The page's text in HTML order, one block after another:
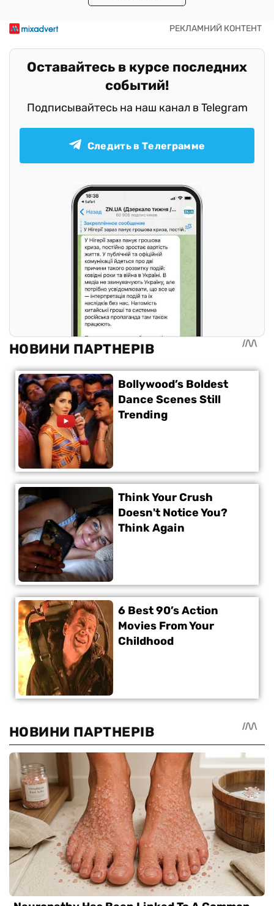
Оставайтесь в курсе последних
событий!
Подписывайтесь на наш канал в Telegram
Следить в Телеграмме